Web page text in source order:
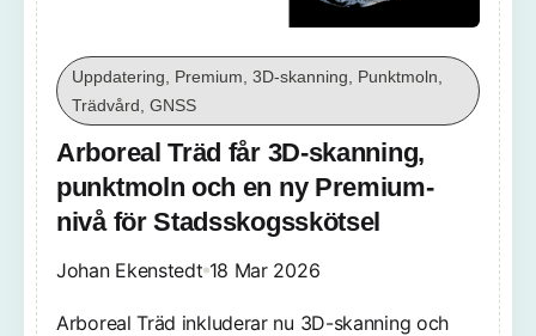
Uppdatering, Premium, 3D-skanning, Punktmoln,
Trädvård, GNSS
Arboreal Träd får 3D-skanning,
punktmoln och en ny Premium-
nivå för Stadsskogsskötsel
Johan Ekenstedt 18 Mar 2026
Arboreal Träd inkluderar nu 3D-skanning och